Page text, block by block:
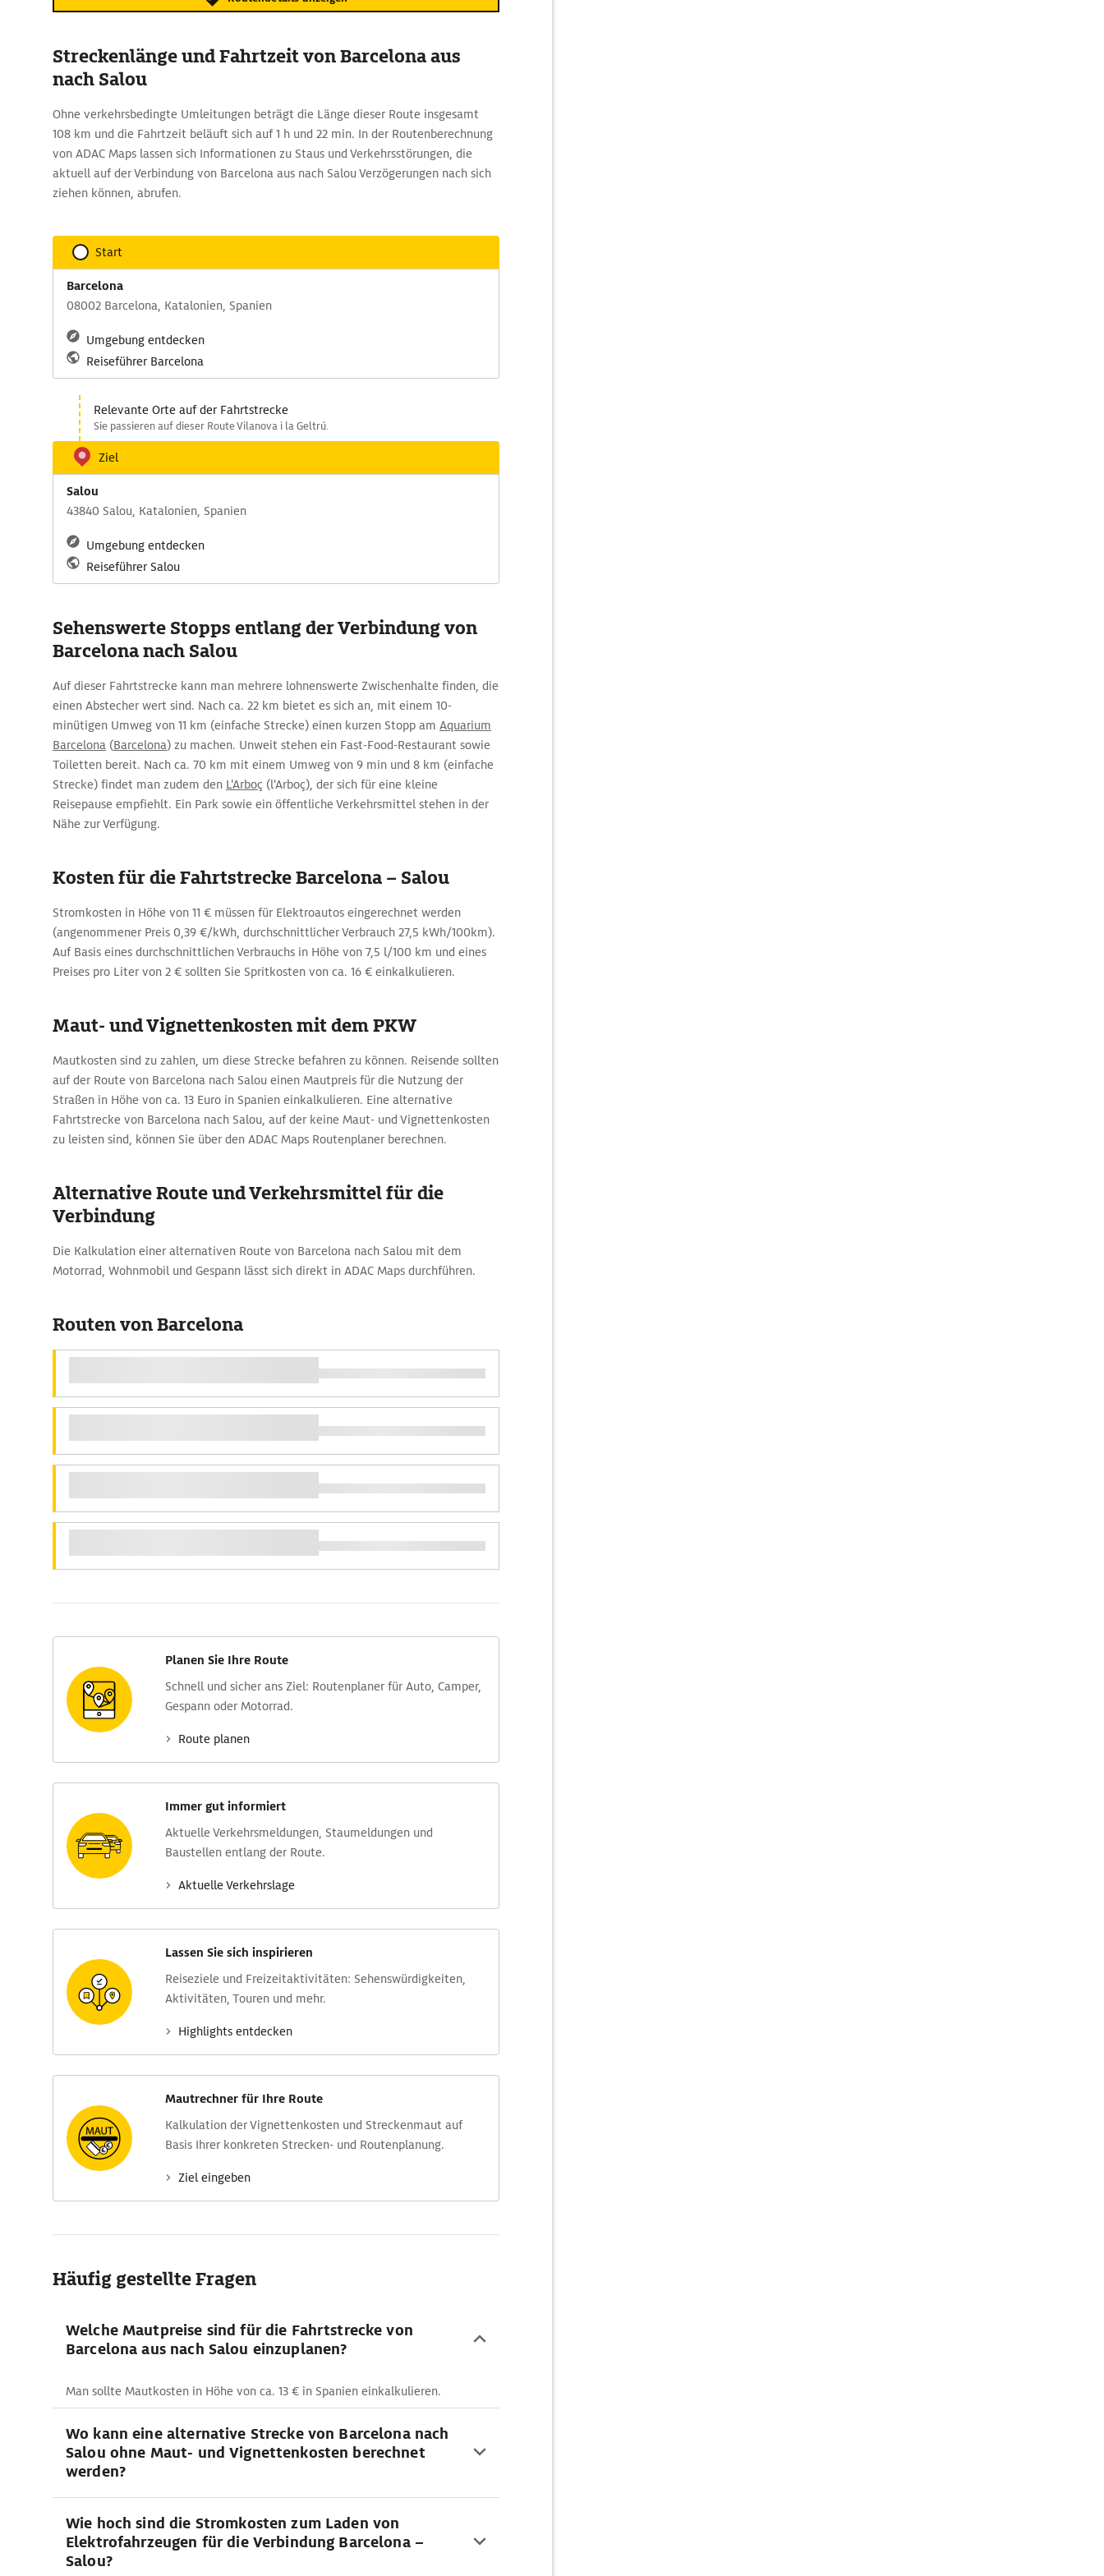
Streckenlänge und Fahrtzeit von Barcelona aus
nach Salou
Ohne verkehrsbedingte Umleitungen beträgt die Länge dieser Route insgesamt
108 km und die Fahrtzeit beläuft sich auf 1 h und 22 min. In der Routenberechnung
von ADAC Maps lassen sich Informationen zu Staus und Verkehrsstörungen, die
aktuell auf der Verbindung von Barcelona aus nach Salou Verzögerungen nach sich
ziehen können, abrufen.
Start
Barcelona
08002 Barcelona, Katalonien, Spanien
Umgebung entdecken
Reiseführer Barcelona
Relevante Orte auf der Fahrtstrecke
Sie passieren auf dieser Route Vilanova i la Geltrú.
Ziel
Salou
43840 Salou, Katalonien, Spanien
Umgebung entdecken
Reiseführer Salou
Sehenswerte Stopps entlang der Verbindung von
Barcelona nach Salou
Auf dieser Fahrtstrecke kann man mehrere lohnenswerte Zwischenhalte finden, die
einen Abstecher wert sind. Nach ca. 22 km bietet es sich an, mit einem 10-
minütigen Umweg von 11 km (einfache Strecke) einen kurzen Stopp am Aquarium
Barcelona (Barcelona) zu machen. Unweit stehen ein Fast-Food-Restaurant sowie
Toiletten bereit. Nach ca. 70 km mit einem Umweg von 9 min und 8 km (einfache
Strecke) findet man zudem den L'Arboç (l'Arboç), der sich für eine kleine
Reisepause empfiehlt. Ein Park sowie ein öffentliche Verkehrsmittel stehen in der
Nähe zur Verfügung.
Kosten für die Fahrtstrecke Barcelona – Salou
Stromkosten in Höhe von 11 € müssen für Elektroautos eingerechnet werden
(angenommener Preis 0,39 €/kWh, durchschnittlicher Verbrauch 27,5 kWh/100km).
Auf Basis eines durchschnittlichen Verbrauchs in Höhe von 7,5 l/100 km und eines
Preises pro Liter von 2 € sollten Sie Spritkosten von ca. 16 € einkalkulieren.
Maut- und Vignettenkosten mit dem PKW
Mautkosten sind zu zahlen, um diese Strecke befahren zu können. Reisende sollten
auf der Route von Barcelona nach Salou einen Mautpreis für die Nutzung der
Straßen in Höhe von ca. 13 Euro in Spanien einkalkulieren. Eine alternative
Fahrtstrecke von Barcelona nach Salou, auf der keine Maut- und Vignettenkosten
zu leisten sind, können Sie über den ADAC Maps Routenplaner berechnen.
Alternative Route und Verkehrsmittel für die
Verbindung
Die Kalkulation einer alternativen Route von Barcelona nach Salou mit dem
Motorrad, Wohnmobil und Gespann lässt sich direkt in ADAC Maps durchführen.
Routen von Barcelona
Planen Sie Ihre Route
Schnell und sicher ans Ziel: Routen­planer für Auto, Camper,
Gespann oder Motorrad.
Route planen
Immer gut informiert
Aktuelle Verkehrs­meldungen, Stau­meldungen und
Baustellen entlang der Route.
Aktuelle Verkehrs­lage
Lassen Sie sich inspirieren
Reise­ziele und Freizeit­aktivitäten: Sehens­würdig­keiten,
Aktivitäten, Touren und mehr.
Highlights entdecken
Mautrechner für Ihre Route
Kalkulation der Vignettenkosten und Streckenmaut auf
Basis Ihrer konkreten Strecken- und Routenplanung.
Ziel eingeben
Häufig gestellte Fragen
Welche Mautpreise sind für die Fahrtstrecke von
Barcelona aus nach Salou einzuplanen?
Man sollte Mautkosten in Höhe von ca. 13 € in Spanien einkalkulieren.
Wo kann eine alternative Strecke von Barcelona nach
Salou ohne Maut- und Vignettenkosten berechnet
werden?
Wie hoch sind die Stromkosten zum Laden von
Elektrofahrzeugen für die Verbindung Barcelona –
Salou?